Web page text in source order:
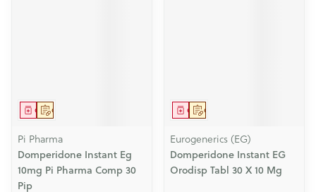
Op voorschrift
Geneesmiddel
Pi Pharma
Domperidone Instant Eg
10mg Pi Pharma Comp 30
Pip
Op voorschrift
Geneesmiddel
Eurogenerics (EG)
Domperidone Instant EG
Orodisp Tabl 30 X 10 Mg